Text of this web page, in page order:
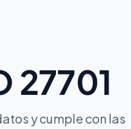
27701
y cumple con las